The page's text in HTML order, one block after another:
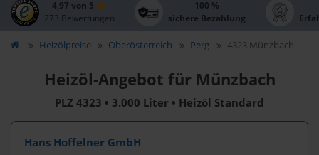
4,97 von 5
273 Bewertungen
100 %
sichere Bezahlung
Heizölpreise Oberösterreich Perg 4323 Münzbach
Heizöl-Angebot für Münzbach
PLZ 4323 • 3.000 Liter • Heizöl Standard
Hans Hoffelner GmbH